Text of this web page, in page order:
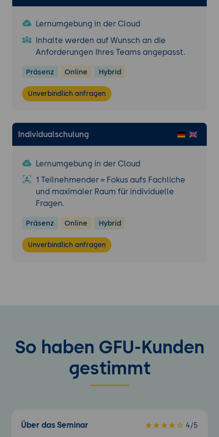
Lernumgebung in der Cloud
Inhalte werden auf Wunsch an die
Anforderungen Ihres Teams angepasst.
Präsenz Online Hybrid
Unverbindlich anfragen
Individualschulung
Lernumgebung in der Cloud
1 Teilnehmender = Fokus aufs Fachliche
und maximaler Raum für individuelle
Fragen.
Präsenz Online Hybrid
Unverbindlich anfragen
So haben GFU-Kunden
gestimmt
Über das Seminar 4/5